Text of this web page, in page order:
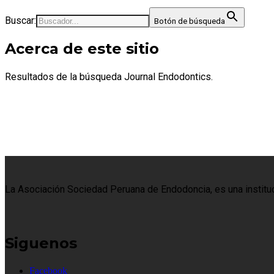
Buscar: Botón de búsqueda
Acerca de este sitio
Resultados de la búsqueda Journal Endodontics.
La Asociación Sociedad Peruana de Endodoncia, es una
Siguenos
Facebook